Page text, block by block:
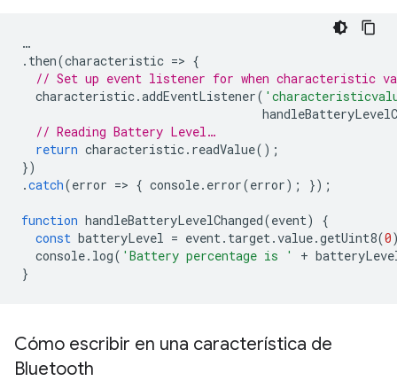
…
. then(characteristic => {
// Set up event listener for when characteristic
characteristic.addEventListener(
// Reading Battery Level…
return characteristic. readValue();
})
.catch(error => { console. error(error); });
function handleBatteryLevelChanged(event)
{
const batteryLevel = event. target.value.getUint8(0
console. log( 'Battery percentage is ' +
}
Cómo escribir en una característica de
Bluetooth